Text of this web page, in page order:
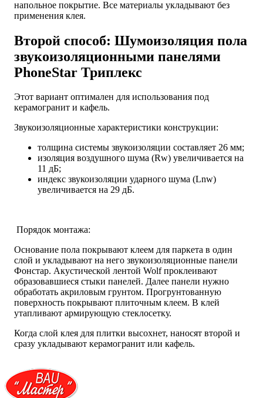
напольное покрытие. Все материалы укладывают без
применения клея.
Второй способ: Шумоизоляция пола
звукоизоляционными панелями
PhoneStar Триплекс
Этот вариант оптимален для использования под
керамогранит и кафель.
Звукоизоляционные характеристики конструкции:
толщина системы звукоизоляции составляет 26 мм;
изоляция воздушного шума (Rw) увеличивается на
11 дБ;
индекс звукоизоляции ударного шума (Lnw)
увеличивается на 29 дБ.
Порядок монтажа:
Основание пола покрывают клеем для паркета в один
слой и укладывают на него звукоизоляционные панели
Фонстар. Акустической лентой Wolf проклеивают
образовавшиеся стыки панелей. Далее панели нужно
обработать акриловым грунтом. Прогрунтованную
поверхность покрывают плиточным клеем. В клей
утапливают армирующую стеклосетку.
Когда слой клея для плитки высохнет, наносят второй и
сразу укладывают керамогранит или кафель.